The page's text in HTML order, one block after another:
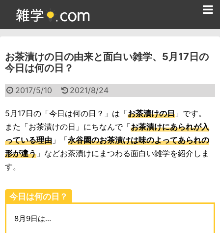
お茶漬けの日の由来と面白い雑学、5月17日の
今日は何の日？
2017/5/10 2021/8/24
5月17日の「今日は何の日？」は「お茶漬けの日 」です。
また「お茶漬けの日」にちなんで「お茶漬けにあられが入
っている理由 」「永谷園のお茶漬けは味のよってあられの
形が違う 」などお茶漬けにまつわる面白い雑学を紹介しま
す。
今日は何の日？
8月9日は…
雑学クイズ問題集
面白い雑学
ためになる雑学
スポーツ雑学
動物雑学